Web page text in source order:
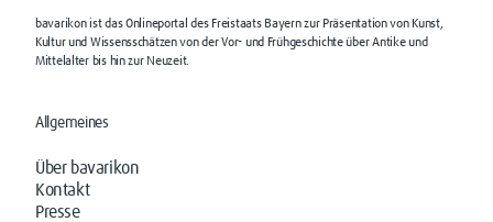
bavarikon ist das Onlineportal des Freistaats Bayern zur Präsentation von Kunst,
Kultur und Wissensschätzen von der Vor- und Frühgeschichte über Antike und
Mittelalter bis hin zur Neuzeit.
Allgemeines
Über bavarikon
Kontakt
Presse